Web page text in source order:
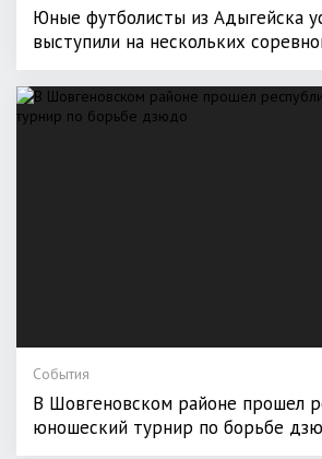
Юные футболисты из Адыгейска
выступили на нескольких
События
В Шовгеновском районе прошел
юношеский турнир по борьбе